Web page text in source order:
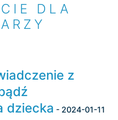
DLA
z
dziecka - 2024-01-11